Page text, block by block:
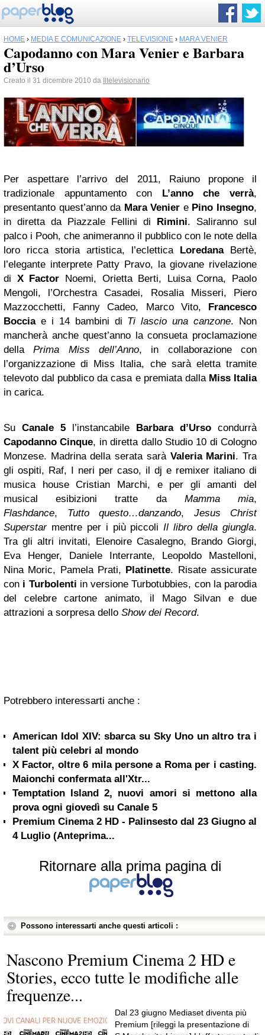
HOME › MEDIA E COMUNICAZIONE › TELEVISIONE › MARA VENIER
Capodanno con Mara Venier e Barbara
d’Urso
Creato il 31 dicembre 2010 da Iltelevisionario
Per aspettare l’arrivo del 2011, Raiuno propone il
tradizionale appuntamento con L’anno che verrà,
presentanto quest’anno daMara Venier e Pino Insegno,
in diretta da Piazzale Fellini di Rimini. Saliranno sul
palco i Pooh, che animeranno il pubblico con le note della
loro ricca storia artistica, l’eclettica LoredanaBertè,
l’elegante interprete Patty Pravo, la giovane rivelazione
di X Factor Noemi, Orietta Berti, Luisa Corna, Paolo
Mengoli, l’Orchestra Casadei, Rosalia Misseri, Piero
Mazzocchetti, Fanny Cadeo, Marco Vito, Francesco
Bocciae i 14 bambini di Ti lascio una canzone. Non
mancherà anche quest’anno la consueta proclamazione
dellaPrima Miss dell’Anno, in collaborazione con
l’organizzazione di Miss Italia, che sarà eletta tramite
televoto dal pubblico da casa e premiata dalla Miss Italia
in carica.
Su Canale 5 l’instancabile Barbara d’Urso condurrà
Capodanno Cinque, in diretta dallo Studio 10 di Cologno
Monzese. Madrina della serata sarà Valeria Marini. Tra
gli ospiti, Raf, I neri per caso, il dj e remixer italiano di
musica house Cristian Marchi, e per gli amanti del
musical esibizioni tratte da Mamma mia,
Flashdance, Tutto questo…danzando, Jesus Christ
Superstarmentre per i più piccoliIl libro della giungla.
Tra gli altri invitati, Elenoire Casalegno, Brando Giorgi,
Eva Henger, Daniele Interrante, Leopoldo Mastelloni,
Nina Moric, Pamela Prati, Platinette. Risate assicurate
con i Turbolenti in versione Turbotubbies, con la parodia
del celebre cartone animato, il Mago Silvan e due
attrazioni a sorpresa dello Show dei Record.
Potrebbero interessarti anche :
American Idol XIV: sbarca su Sky Uno un altro tra i
talent più celebri al mondo
X Factor, oltre 6 mila persone a Roma per i casting.
Maionchi confermata all'Xtr...
Temptation Island 2, nuovi amori si mettono alla
prova ogni giovedì su Canale 5
Premium Cinema 2 HD - Palinsesto dal 23 Giugno al
4 Luglio (Anteprima...
Ritornare alla prima pagina di
Possono interessarti anche questi articoli :
Nascono Premium Cinema 2 HD e
Stories, ecco tutte le modifiche alle
frequenze...
Dal 23 giugno Mediaset diventa più
Premium [rileggi la presentazione di